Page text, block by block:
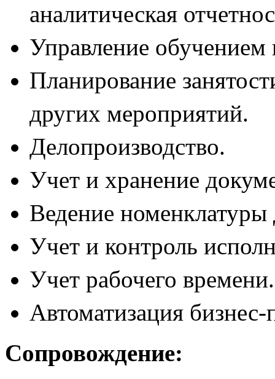
аналитическая
Управление
Планирование
других мероприятий.
Делопроизводство.
Учет и хранение
Ведение номенклатуры
Учет и контроль
Учет рабочего времени.
Автоматизация бизнес-
Сопровождение: